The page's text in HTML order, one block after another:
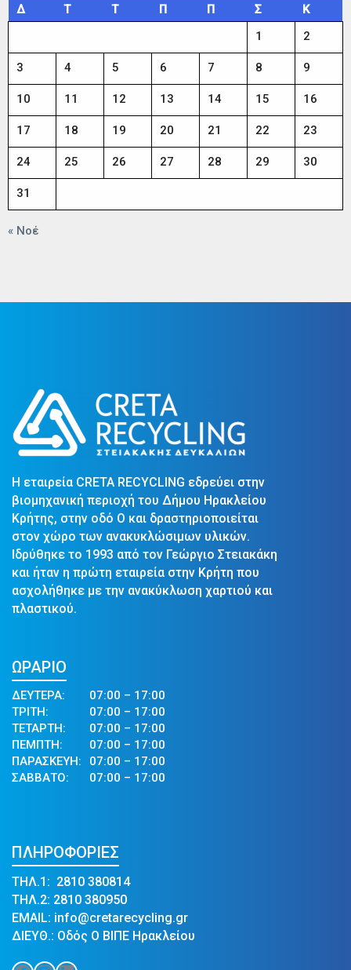
Δ Τ Τ Π Π Σ
Κ
1
2
3 4 5 6 7 8 9
10 11 12 13 14 15 16
17 18 19 20 21 22 23
24 25 26 27 28 29 30
31
« Νοέ
Η εταιρεία CRETA RECYCLING εδρεύει στην
βιομηχανική περιοχή του Δήμου Ηρακλείου
Κρήτης, στην οδό Ο και δραστηριοποιείται
στον χώρο των ανακυκλώσιμων υλικών.
Ιδρύθηκε το 1993 από τον Γεώργιο Στειακάκη
και ήταν η πρώτη εταιρεία στην Κρήτη που
ασχολήθηκε με την ανακύκλωση χαρτιού και
πλαστικού.
ΩΡΑΡΙΟ
ΔΕΥΤΕΡΑ:
ΤΡΙΤΗ:
ΤΕΤΑΡΤΗ:
ΠΕΜΠΤΗ:
ΠΑΡΑΣΚΕΥΗ:
ΣΑΒΒΑΤΟ:
07:00 – 17:00
07:00 – 17:00
07:00 – 17:00
07:00 – 17:00
07:00 – 17:00
07:00 – 17:00
ΠΛΗΡΟΦΟΡΙΕΣ
ΤΗΛ.1: 2810 380814
ΤΗΛ.2: 2810 380950
EMAIL: info@cretarecycling.gr
ΔΙΕΥΘ.: Οδός Ο ΒΙΠΕ Ηρακλείου